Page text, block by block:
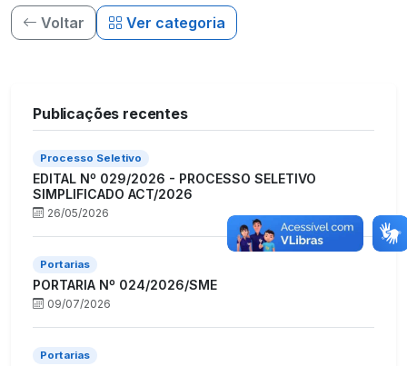
Voltar Ver categoria
Publicações recentes
Processo Seletivo
EDITAL Nº 029/2026 - PROCESSO SELETIVO
SIMPLIFICADO ACT/2026
26/05/2026
Portarias
PORTARIA Nº 024/2026/SME
09/07/2026
Portarias